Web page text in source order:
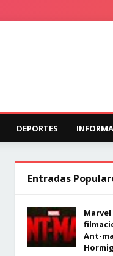
DEPORTES
Entradas
Marvel
Ant-